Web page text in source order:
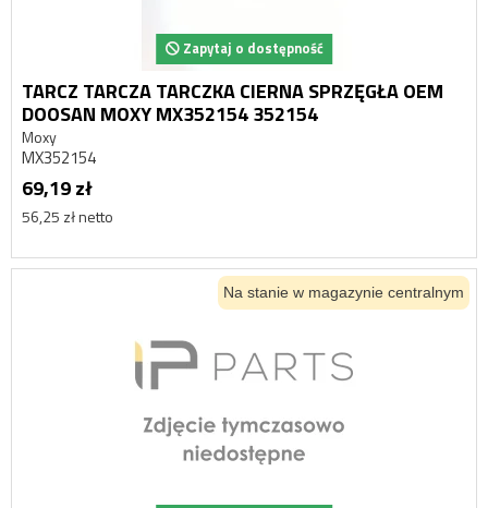
Zapytaj o dostępność
TARCZ TARCZA TARCZKA CIERNA SPRZĘGŁA OEM
DOOSAN MOXY MX352154 352154
Moxy
MX352154
69,19 zł
56,25 zł netto
Na stanie w magazynie centralnym